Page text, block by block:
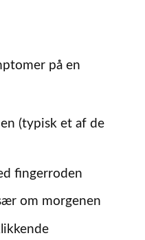
på en
(typisk et af de
fingerroden
om morgenen